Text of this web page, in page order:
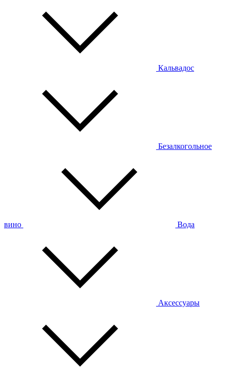
Кальвадос
Безалкогольное
вино Вода
Аксессуары